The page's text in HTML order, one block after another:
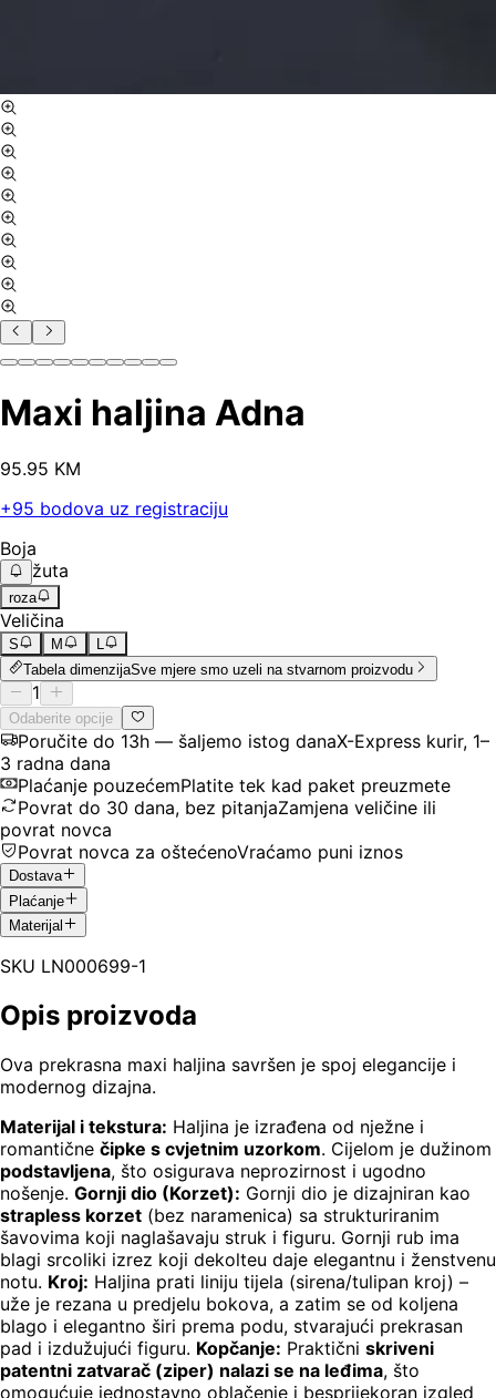
Maxi haljina Adna
95.95 KM
+95 bodova uz registraciju
Boja
žuta
roza
Veličina
S M
L
Tabela dimenzijaSve mjere smo uzeli na stvarnom proizvodu
1
Odaberite opcije
Poručite do 13h — šaljemo istog danaX-Express kurir, 1–
3 radna dana
Plaćanje pouzećemPlatite tek kad paket preuzmete
Povrat do 30 dana, bez pitanjaZamjena veličine ili
povrat novca
Povrat novca za oštećenoVraćamo puni iznos
Dostava
Plaćanje
Materijal
SKU LN000699-1
Opis proizvoda
Ova prekrasna maxi haljina savršen je spoj elegancije i
modernog dizajna.
Materijal i tekstura: Haljina je izrađena od nježne i
romantične čipke s cvjetnim uzorkom. Cijelom je dužinom
podstavljena, što osigurava neprozirnost i ugodno
nošenje. Gornji dio (Korzet): Gornji dio je dizajniran kao
strapless korzet (bez naramenica) sa strukturiranim
šavovima koji naglašavaju struk i figuru. Gornji rub ima
blagi srcoliki izrez koji dekolteu daje elegantnu i ženstvenu
notu. Kroj: Haljina prati liniju tijela (sirena/tulipan kroj) –
uže je rezana u predjelu bokova, a zatim se od koljena
blago i elegantno širi prema podu, stvarajući prekrasan
pad i izdužujući figuru. Kopčanje: Praktični skriveni
patentni zatvarač (ziper) nalazi se na leđima, što
omogućuje jednostavno oblačenje i besprijekoran izgled